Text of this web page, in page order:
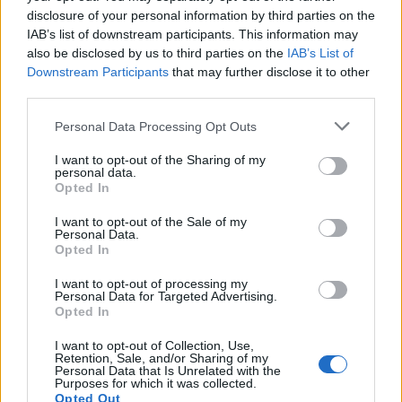
disclosure of your personal information by third parties on the
IAB’s list of downstream participants. This information may
also be disclosed by us to third parties on the IAB’s List of
Downstream Participants that may further disclose it to other
Personal Data Processing Opt Outs
I want to opt-out of the Sharing of my
personal data.
Opted In
I want to opt-out of the Sale of my
Personal Data.
Opted In
I want to opt-out of processing my
Personal Data for Targeted Advertising.
Opted In
I want to opt-out of Collection, Use,
Retention, Sale, and/or Sharing of my
Personal Data that Is Unrelated with the
Purposes for which it was collected.
Opted Out
Ramës dhe Berishës:
“Nesër do të jemi më
shumë, nuk ndalemi”
banuara jashtë rrezikut
Protesta e dytë në
Memaliaj kundër reformës
refuzojnë bashkimin me
Tepelenën
Protesta e 69 kundër
Ramës, nis grumbullimi në
bashkimi
Sokol Hoxha ekstradohet
në Shqipëri, Ambasada
PD akuzon Ramën për
gjendjen e institucioneve